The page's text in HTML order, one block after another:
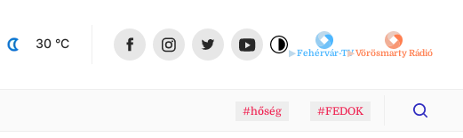
30 °C
Fehérvár-TVVörösmarty Rádió
#hőség #FEDOK